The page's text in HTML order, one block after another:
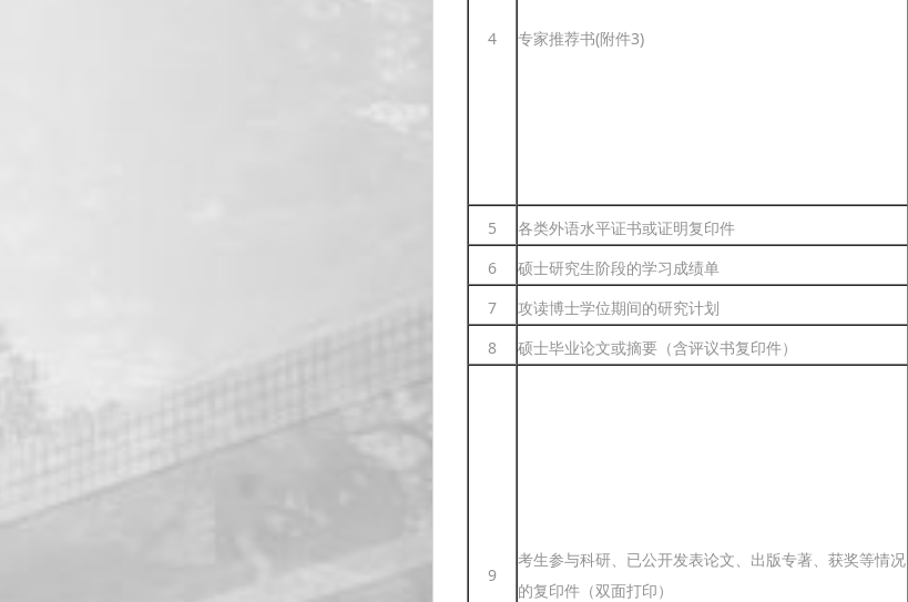
4 专家推荐书(附件3)
5
各类外语水平证书或证明复印件
6
硕士研究生阶段的学习成绩单
7
攻读博士学位期间的研究计划
8
硕士毕业论文或摘要（含评议书复印件）
9
考生参与科研、已公开发表论文、出版专著、获奖等情况
的复印件（双面打印）